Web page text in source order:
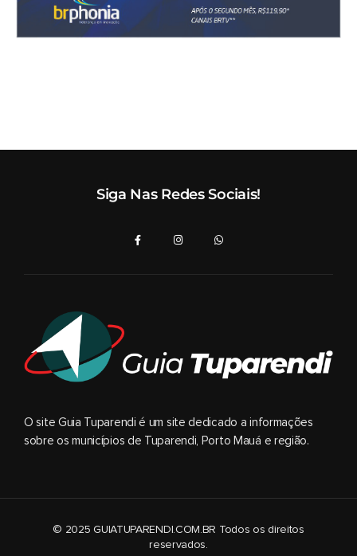
Siga Nas Redes Sociais!
O site Guia Tuparendi é um site dedicado a informações
sobre os municípios de Tuparendi, Porto Mauá e região.
© 2025 GUIATUPARENDI.COM.BR Todos os direitos
reservados.